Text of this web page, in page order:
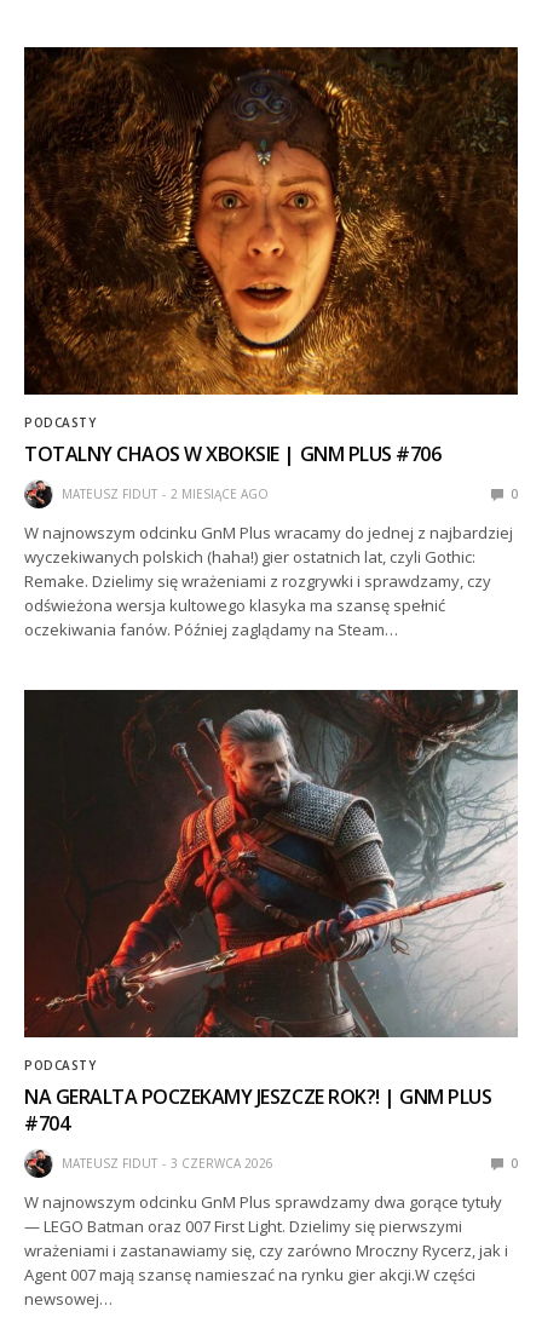
PODCASTY
TOTALNY CHAOS W XBOKSIE | GNM PLUS #706
MATEUSZ FIDUT 2 MIESIĄCE AGO 0
W najnowszym odcinku GnM Plus wracamy do jednej z najbardziej
wyczekiwanych polskich (haha!) gier ostatnich lat, czyli Gothic:
Remake. Dzielimy się wrażeniami z rozgrywki i sprawdzamy, czy
odświeżona wersja kultowego klasyka ma szansę spełnić
oczekiwania fanów. Później zaglądamy na Steam…
PODCASTY
NA GERALTA POCZEKAMY JESZCZE ROK?! | GNM PLUS
#704
MATEUSZ FIDUT 3 CZERWCA 2026 0
W najnowszym odcinku GnM Plus sprawdzamy dwa gorące tytuły
— LEGO Batman oraz 007 First Light. Dzielimy się pierwszymi
wrażeniami i zastanawiamy się, czy zarówno Mroczny Rycerz, jak i
Agent 007 mają szansę namieszać na rynku gier akcji.W części
newsowej…